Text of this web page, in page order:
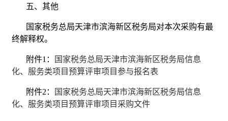
五、其他
国家税务总局天津市滨海新区税务局对本次采购有最
终解释权。
附件1：
国家税务总局天津市滨海新区税务局信息
化、服务类项目预算评审项目参与报名表
附件2：
国家税务总局天津市滨海新区税务局信息
化、服务类项目预算评审项目采购文件